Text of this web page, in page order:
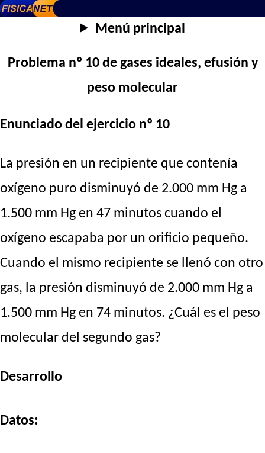
Menú principal
Problema nº 10 de gases ideales, efusión y
peso molecular
Enunciado del ejercicio nº 10
La presión en un recipiente que contenía
oxígeno puro disminuyó de 2.000 mm Hg a
1.500 mm Hg en 47 minutos cuando el
oxígeno escapaba por un orificio pequeño.
Cuando el mismo recipiente se llenó con otro
gas, la presión disminuyó de 2.000 mm Hg a
1.500 mm Hg en 74 minutos. ¿Cuál es el peso
molecular del segundo gas?
Desarrollo
Datos: